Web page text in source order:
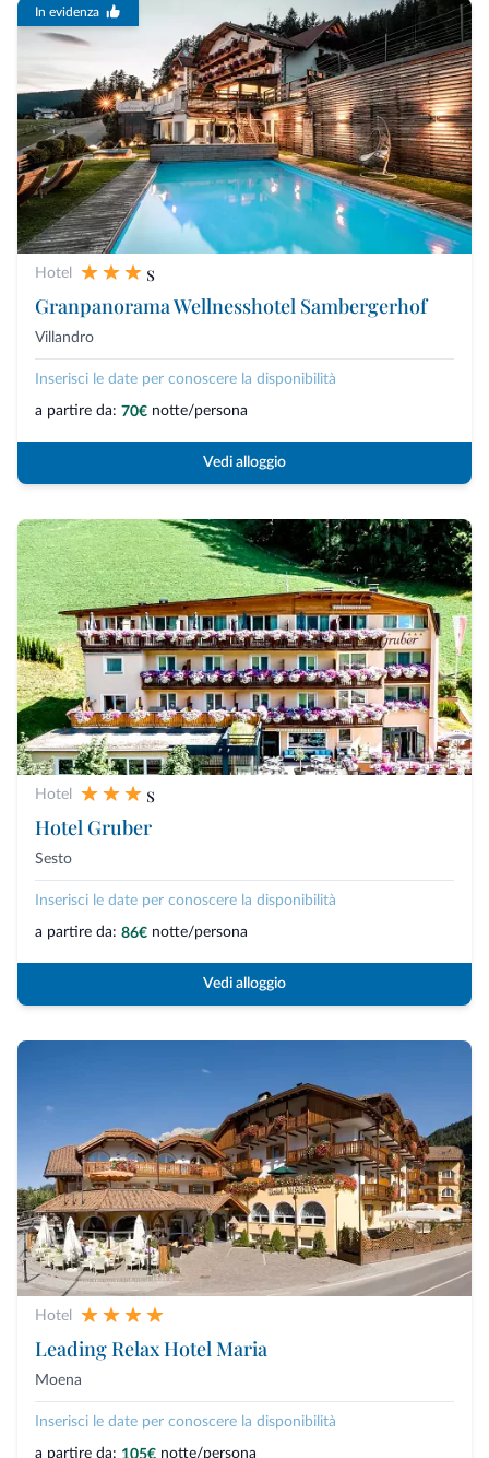
In evidenza
Hotel
s
Granpanorama Wellnesshotel Sambergerhof
Villandro
Inserisci le date per conoscere la disponibilità
a partire da: 70€ notte/persona
Vedi alloggio
Hotel
s
Hotel Gruber
Sesto
Inserisci le date per conoscere la disponibilità
a partire da: 86€ notte/persona
Vedi alloggio
Hotel
Leading Relax Hotel Maria
Moena
Inserisci le date per conoscere la disponibilità
a partire da: 105€ notte/persona